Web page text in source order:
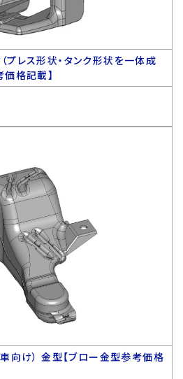
プレス形状・タンク形状を一体成
価格記載】
車向け） 金型【ブロー金型参考価格